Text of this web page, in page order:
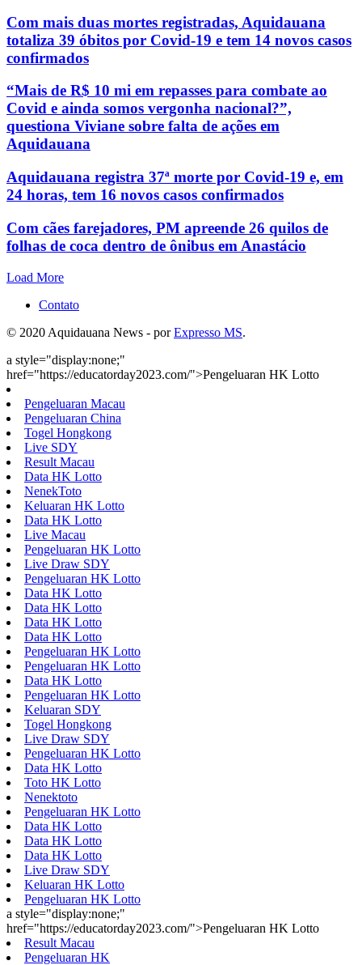
Com mais duas mortes registradas, Aquidauana
totaliza 39 óbitos por Covid-19 e tem 14 novos casos
confirmados
“Mais de R$ 10 mi em repasses para combate ao
Covid e ainda somos vergonha nacional?”,
questiona Viviane sobre falta de ações em
Aquidauana
Aquidauana registra 37ª morte por Covid-19 e, em
24 horas, tem 16 novos casos confirmados
Com cães farejadores, PM apreende 26 quilos de
folhas de coca dentro de ônibus em Anastácio
Load More
Contato
© 2020 Aquidauana News - porExpresso MS.
a style="display:none;"
href="https://educatorday2023.com/">Pengeluaran HK Lotto
Pengeluaran Macau
Pengeluaran China
Togel Hongkong
Live SDY
Result Macau
Data HK Lotto
NenekToto
Keluaran HK Lotto
Data HK Lotto
Live Macau
Pengeluaran HK Lotto
Live Draw SDY
Pengeluaran HK Lotto
Data HK Lotto
Data HK Lotto
Data HK Lotto
Data HK Lotto
Pengeluaran HK Lotto
Pengeluaran HK Lotto
Data HK Lotto
Pengeluaran HK Lotto
Keluaran SDY
Togel Hongkong
Live Draw SDY
Pengeluaran HK Lotto
Data HK Lotto
Toto HK Lotto
Nenektoto
Pengeluaran HK Lotto
Data HK Lotto
Data HK Lotto
Data HK Lotto
Live Draw SDY
Keluaran HK Lotto
Pengeluaran HK Lotto
a style="display:none;"
href="https://educatorday2023.com/">Pengeluaran HK Lotto
Result Macau
Pengeluaran HK